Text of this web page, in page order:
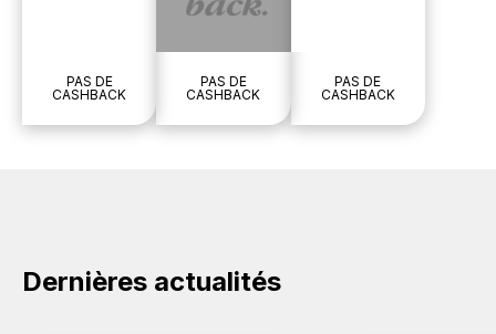
PAS DE
CASHBACK
PAS DE
CASHBACK
PAS DE
CASHBACK
Dernières actualités